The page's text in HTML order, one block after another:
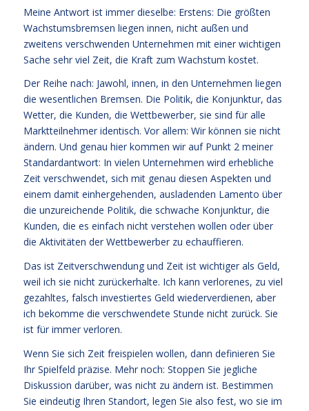
Meine Antwort ist immer dieselbe: Erstens: Die größten
Wachstumsbremsen liegen innen, nicht außen und
zweitens verschwenden Unternehmen mit einer wichtigen
Sache sehr viel Zeit, die Kraft zum Wachstum kostet.
Der Reihe nach: Jawohl, innen, in den Unternehmen liegen
die wesentlichen Bremsen. Die Politik, die Konjunktur, das
Wetter, die Kunden, die Wettbewerber, sie sind für alle
Marktteilnehmer identisch. Vor allem: Wir können sie nicht
ändern. Und genau hier kommen wir auf Punkt 2 meiner
Standardantwort: In vielen Unternehmen wird erhebliche
Zeit verschwendet, sich mit genau diesen Aspekten und
einem damit einhergehenden, ausladenden Lamento über
die unzureichende Politik, die schwache Konjunktur, die
Kunden, die es einfach nicht verstehen wollen oder über
die Aktivitäten der Wettbewerber zu echauffieren.
Das ist Zeitverschwendung und Zeit ist wichtiger als Geld,
weil ich sie nicht zurückerhalte. Ich kann verlorenes, zu viel
gezahltes, falsch investiertes Geld wiederverdienen, aber
ich bekomme die verschwendete Stunde nicht zurück. Sie
ist für immer verloren.
Wenn Sie sich Zeit freispielen wollen, dann definieren Sie
Ihr Spielfeld präzise. Mehr noch: Stoppen Sie jegliche
Diskussion darüber, was nicht zu ändern ist. Bestimmen
Sie eindeutig Ihren Standort, legen Sie also fest, wo sie im